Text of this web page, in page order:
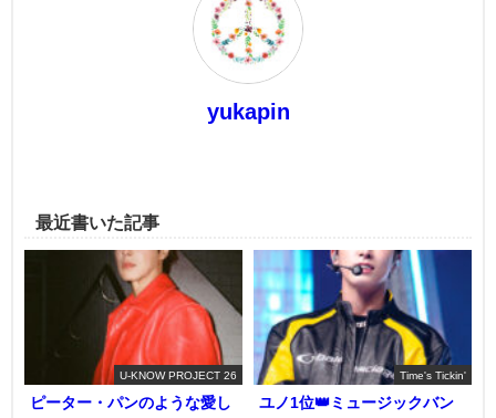
yukapin
最近書いた記事
U-KNOW PROJECT 26
ピーター・パンのような愛し
Time's Tickin'
ユノ1位👑ミュージックバン